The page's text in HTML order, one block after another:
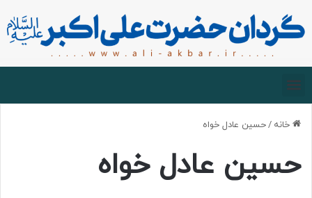
خانه /حسین عادل خواه
حسین عادل خواه